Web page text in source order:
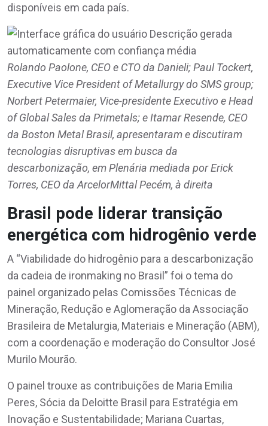
disponíveis em cada país.
Rolando Paolone, CEO e CTO da Danieli; Paul Tockert,
Executive Vice President of Metallurgy do SMS group;
Norbert Petermaier, Vice-presidente Executivo e Head
of Global Sales da Primetals; e Itamar Resende, CEO
da Boston Metal Brasil, apresentaram e discutiram
tecnologias disruptivas em busca da
descarbonização, em Plenária mediada por Erick
Torres, CEO da ArcelorMittal Pecém, à direita
Brasil pode liderar transição
energética com hidrogênio verde
A “Viabilidade do hidrogênio para a descarbonização
da cadeia de ironmaking no Brasil” foi o tema do
painel organizado pelas Comissões Técnicas de
Mineração, Redução e Aglomeração da Associação
Brasileira de Metalurgia, Materiais e Mineração (ABM),
com a coordenação e moderação do Consultor José
Murilo Mourão.
O painel trouxe as contribuições de Maria Emilia
Peres, Sócia da Deloitte Brasil para Estratégia em
Inovação e Sustentabilidade; Mariana Cuartas,